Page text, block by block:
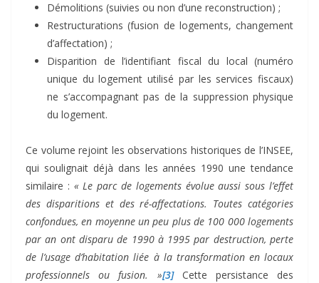
Démolitions (suivies ou non d’une reconstruction) ;
Restructurations (fusion de logements, changement
d’affectation) ;
Disparition de l’identifiant fiscal du local (numéro
unique du logement utilisé par les services fiscaux)
ne s’accompagnant pas de la suppression physique
du logement.
Ce volume rejoint les observations historiques de l’INSEE,
qui soulignait déjà dans les années 1990 une tendance
similaire : « Le parc de logements évolue aussi sous l’effet
des disparitions et des ré-affectations. Toutes catégories
confondues, en moyenne un peu plus de 100 000 logements
par an ont disparu de 1990 à 1995 par destruction, perte
de l’usage d’habitation liée à la transformation en locaux
professionnels ou fusion. »[3]
Cette persistance des